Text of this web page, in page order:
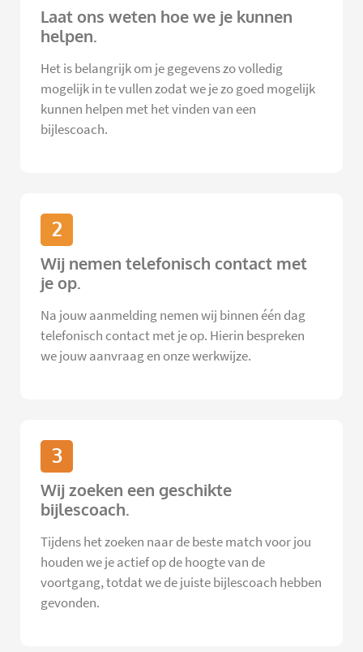
Laat ons weten hoe we je kunnen
helpen.
Het is belangrijk om je gegevens zo volledig
mogelijk in te vullen zodat we je zo goed mogelijk
kunnen helpen met het vinden van een
bijlescoach.
2
Wij nemen telefonisch contact met
je op.
Na jouw aanmelding nemen wij binnen één dag
telefonisch contact met je op. Hierin bespreken
we jouw aanvraag en onze werkwijze.
3
Wij zoeken een geschikte
bijlescoach.
Tijdens het zoeken naar de beste match voor jou
houden we je actief op de hoogte van de
voortgang, totdat we de juiste bijlescoach hebben
gevonden.